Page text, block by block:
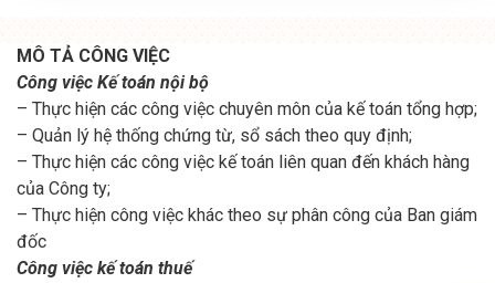
MÔ TẢ CÔNG VIỆC
Công việc Kế toán nội bộ
– Thực hiện các công việc chuyên môn của kế toán tổng hợp;
– Quản lý hệ thống chứng từ, sổ sách theo quy định;
– Thực hiện các công việc kế toán liên quan đến khách hàng
của Công ty;
– Thực hiện công việc khác theo sự phân công của Ban giám
đốc
Công việc kế toán thuế